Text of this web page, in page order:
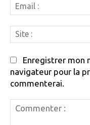
Enregistrer mon
navigateur pour la
commenterai.